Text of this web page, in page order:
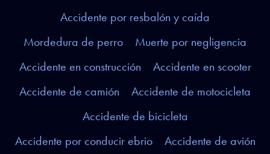
Accidente por resbalón y caída
Mordedura de perro
Muerte por negligencia
Accidente en construcción
Accidente en scooter
Accidente de camión
Accidente de motocicleta
Accidente de bicicleta
Accidente por conducir ebrio
Accidente de avión